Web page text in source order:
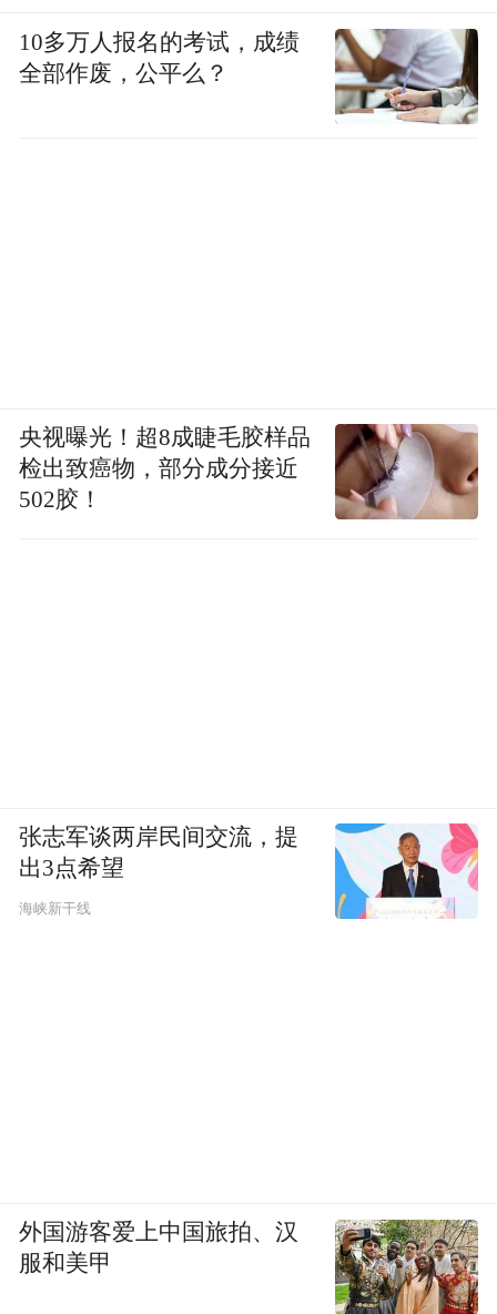
10多万人报名的考试，成绩
全部作废，公平么？
央视曝光！超8成睫毛胶样品
检出致癌物，部分成分接近
502胶！
张志军谈两岸民间交流，提
出3点希望
海峡新干线
外国游客爱上中国旅拍、汉
服和美甲